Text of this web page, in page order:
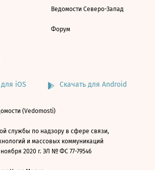
Ведомости Северо-Запад
Форум
iOS Скачать для Android
(Vedomosti)
службы по надзору в сфере связи,
и массовых коммуникаций
2020 г. ЭЛ № ФС 77-79546